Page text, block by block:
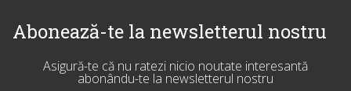
Abonează-te la newsletterul nostru
Asigură-te că nu ratezi nicio noutate interesantă
abonându-te la newsletterul nostru